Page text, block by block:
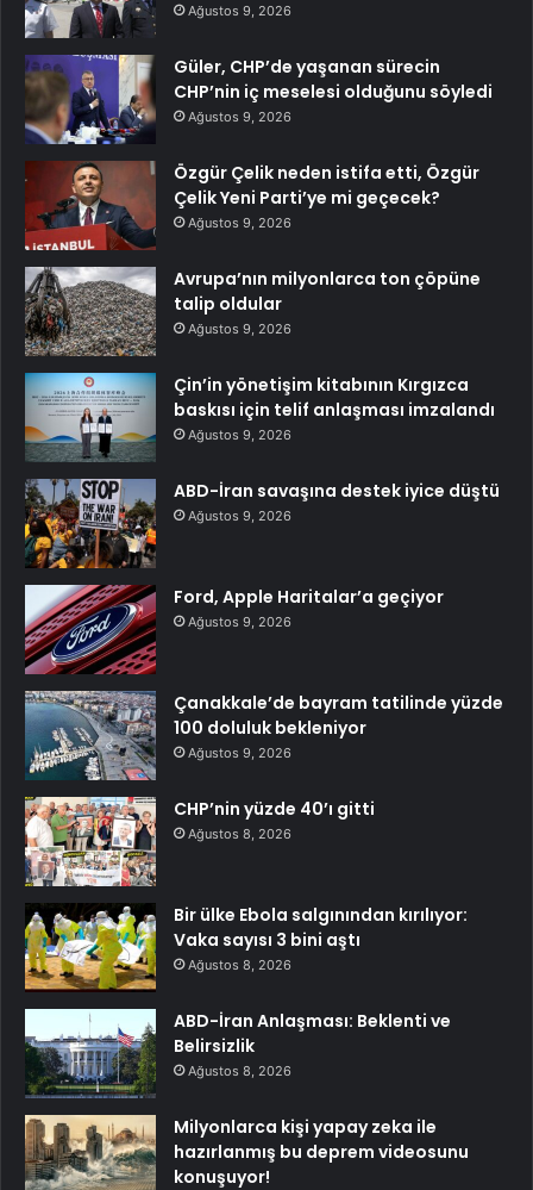
Ağustos 9, 2026
Güler, CHP’de yaşanan sürecin
CHP’nin iç meselesi olduğunu söyledi
Ağustos 9, 2026
Özgür Çelik neden istifa etti, Özgür
Çelik Yeni Parti’ye mi geçecek?
Ağustos 9, 2026
Avrupa’nın milyonlarca ton çöpüne
talip oldular
Ağustos 9, 2026
Çin’in yönetişim kitabının Kırgızca
baskısı için telif anlaşması imzalandı
Ağustos 9, 2026
ABD-İran savaşına destek iyice düştü
Ağustos 9, 2026
Ford, Apple Haritalar’a geçiyor
Ağustos 9, 2026
Çanakkale’de bayram tatilinde yüzde
100 doluluk bekleniyor
Ağustos 9, 2026
CHP’nin yüzde 40’ı gitti
Ağustos 8, 2026
Bir ülke Ebola salgınından kırılıyor:
Vaka sayısı 3 bini aştı
Ağustos 8, 2026
ABD-İran Anlaşması: Beklenti ve
Belirsizlik
Ağustos 8, 2026
Milyonlarca kişi yapay zeka ile
hazırlanmış bu deprem videosunu
konuşuyor!